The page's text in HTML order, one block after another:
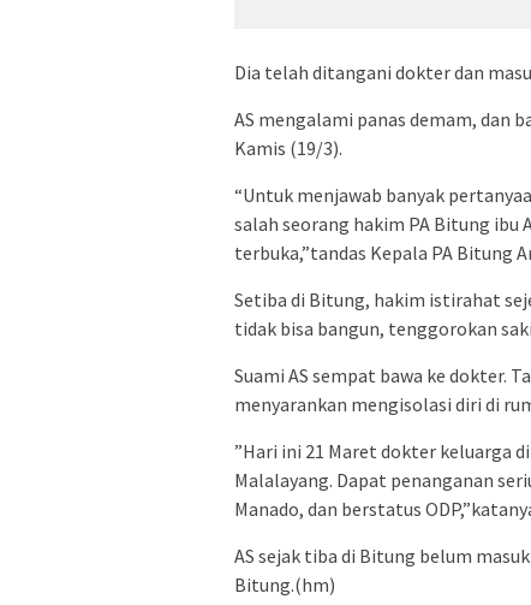
Dia telah ditangani dokter dan
AS mengalami panas demam, dan
Kamis (19/3).
“Untuk menjawab banyak
salah seorang hakim PA Bitung ibu
terbuka,”tandas Kepala PA Bitung
Setiba di Bitung, hakim istirahat
tidak bisa bangun, tenggorokan
Suami AS sempat bawa ke dokter.
menyarankan mengisolasi diri di
”Hari ini 21 Maret dokter keluarga
Malalayang. Dapat penanganan
Manado, dan berstatus
AS sejak tiba di Bitung belum
Bitung.(hm)